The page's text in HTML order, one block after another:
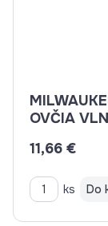
MILWAUKEE
OVČIA
11,66 €
ks Do